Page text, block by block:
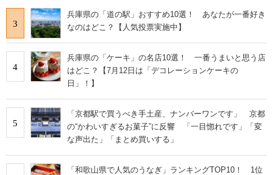
3
兵庫県の「道の駅」おすすめ10選！ あなたが一番好き
なのはどこ？【人気投票実施中】
4
兵庫県の「ケーキ」の名店10選！ 一番うまいと思う店
はどこ？【7月12日は「デコレーションケーキの
日」！】
5
「京都駅で買うべき手土産、ナンバーワンです」 京都
の“かわいすぎるお菓子”に反響 「一目惚れです」「変
な声出た」「まとめ買いする」
「和歌山県で人気のうなぎ」ランキングTOP10！ 1位